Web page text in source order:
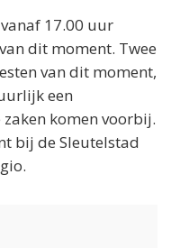
17.00 uur
dit moment. Twee
van dit moment,
een
komen voorbij.
bij de Sleutelstad